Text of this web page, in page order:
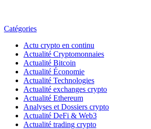
Catégories
Actu crypto en continu
Actualité Cryptomonnaies
Actualité Bitcoin
Actualité Économie
Actualité Technologies
Actualité exchanges crypto
Actualité Ethereum
Analyses et Dossiers crypto
Actualité DeFi & Web3
Actualité trading crypto